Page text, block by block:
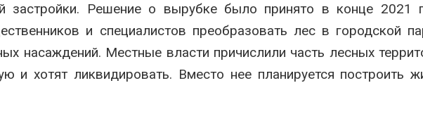
застройки. Решение о вырубке было принято в конце 2021
и специалистов преобразовать лес в городской
насаждений. Местные власти причислили часть лесных
и хотят ликвидировать. Вместо нее планируется построить
эвакуировали более 140
тыс. человек
Авг 6, 2026
установили
может
кондиционера и
без отопления
Камчатские